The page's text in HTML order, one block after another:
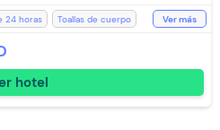
24 horas
Toallas de cuerpo
(Cargo Extra)
Ver más
hotel